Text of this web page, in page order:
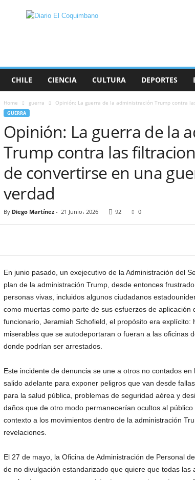
CHILE CIENCIA CULTURA DEPORTES
Home guerra Opinión: La guerra de la administración Trump contra
GUERRA
Opinión: La guerra de la
Trump contra las
de convertirse en una
verdad
By Diego Martínez- 21 Junio، 2026 92 0
En junio pasado, un exejecutivo de la Administración del
plan de la administración Trump, desde entonces
personas vivas, incluidos algunos ciudadanos
como muertas como parte de sus esfuerzos de aplicación
funcionario, Jeramiah Schofield, el propósito era
miserables que se autodeportaran o fueran a las oficinas
donde podrían ser arrestados.
Este incidente de denuncia se une a otros no contados
salido adelante para exponer peligros que van desde
para la salud pública, problemas de seguridad aérea y
daños que de otro modo permanecerían ocultos al
contexto a los movimientos dentro de la administración
revelaciones.
El 27 de mayo, la Oficina de Administración de Personal
de no divulgación estandarizado que quiere que todas las